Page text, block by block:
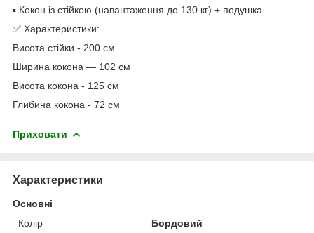
▪️ Кокон із стійкою (навантаження до 130 кг) + подушка
✅ Характеристики:
Висота стійки - 200 см
Ширина кокона — 102 см
Висота кокона - 125 см
Глибина кокона - 72 см
Приховати
Характеристики
Основні
Колір
Бордовий